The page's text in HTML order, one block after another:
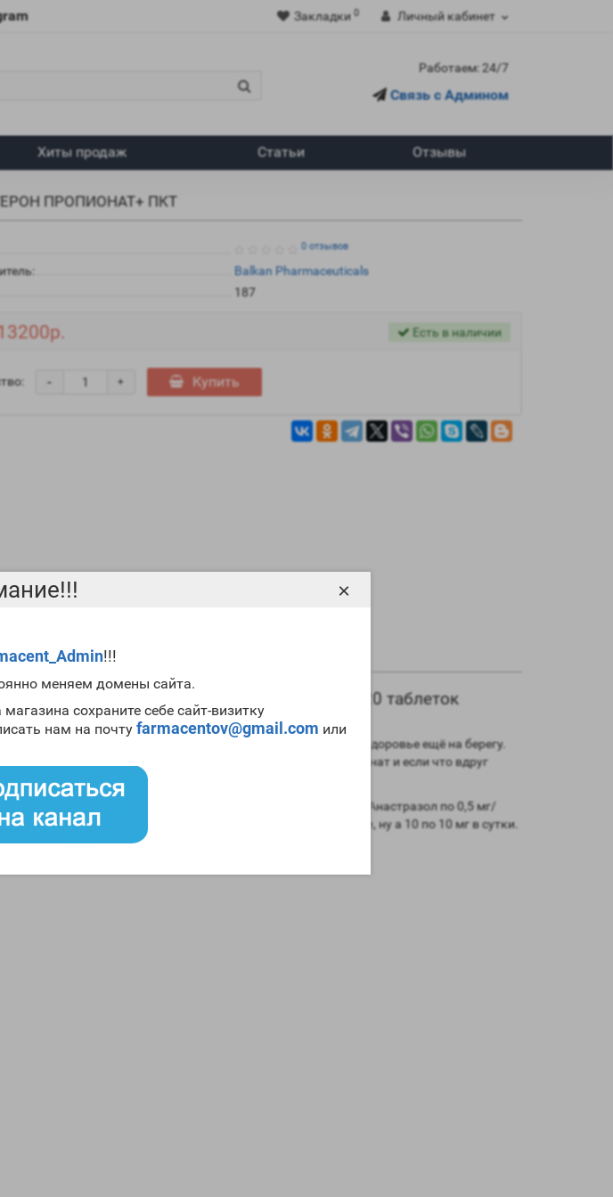
!!!
меняем домены сайта.
сохраните себе сайт-визитку
нам на почту farmacentov@gmail.com или
×
Закладки 0 Личный кабинет
Работаем: 24/7
Связь с Админом
Хиты продаж Статьи Отзывы
ПРОПИОНАТ+ ПКТ
0 отзывов
Balkan Pharmaceuticals
187
Есть в наличии
+
- Купить
Пропионата, 20 таблеток Анастразола и 20 таблеток
надо аккуратней дабы не оставить наше драгоценное здоровье ещё на берегу.
долгий эфир, поэтому лучше сжать булки, и ставить пропинат и если что вдруг
по 100 мг через день, и на второй недели подключаем Анастразол по 0,5 мг/
и пропиваем Тамоксифен 8-9 неделю по 20мг в сутки, ну а 10 по 10 мг в сутки.